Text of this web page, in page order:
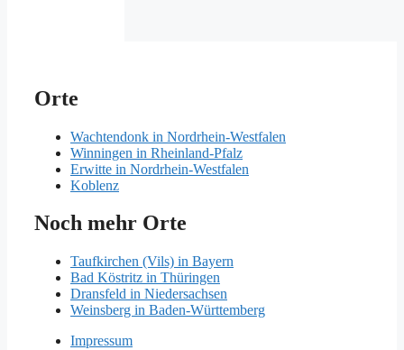
Orte
Wachtendonk in Nordrhein-Westfalen
Winningen in Rheinland-Pfalz
Erwitte in Nordrhein-Westfalen
Koblenz
Noch mehr Orte
Taufkirchen (Vils) in Bayern
Bad Köstritz in Thüringen
Dransfeld in Niedersachsen
Weinsberg in Baden-Württemberg
Impressum